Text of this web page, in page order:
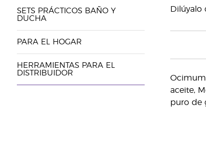
SETS PRÁCTICOS BAÑO Y
DUCHA
PARA EL HOGAR
HERRAMIENTAS PARA EL
DISTRIBUIDOR
Dilúyalo
Ocimum
aceite,
puro de